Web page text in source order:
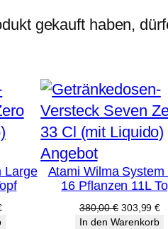
gekauft haben,
Large
Aktueller
Preis
AngebotProdukt
im
Angebot
Atami Wilma System
16 Pflanzen 11L
380,00€
Preis
303,99€
In den Warenkorb